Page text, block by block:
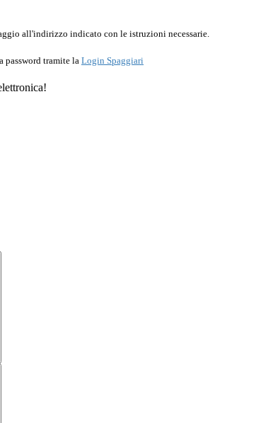
all'indirizzo indicato con le istruzioni necessarie.
password tramite la Login Spaggiari